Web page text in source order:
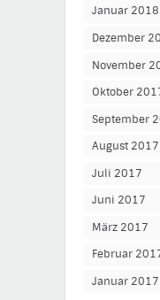
Januar 2018
Dezember
November
Oktober
September
August 2017
Juli 2017
Juni 2017
März 2017
Februar
Januar 2017